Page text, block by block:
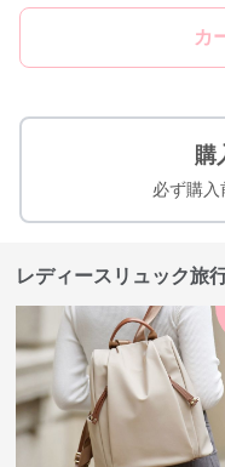
カ
購
必ず購入
レディースリュック旅